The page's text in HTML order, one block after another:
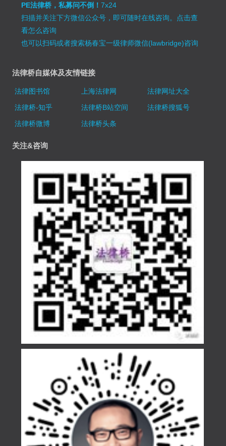
PE法律桥，私募问不倒！7x24
扫描并关注下方微信公众号，即可随时在线咨询。 点击查
看怎么咨询
也可以扫码或者搜索杨春宝一级律师微信(lawbridge)咨询
法律桥自媒体及友情链接
法律图书馆 上海法律网
法律网址大全
法律桥-知乎
法律桥B站空间
法律桥搜狐号
法律桥微博
法律桥头条
关注&咨询